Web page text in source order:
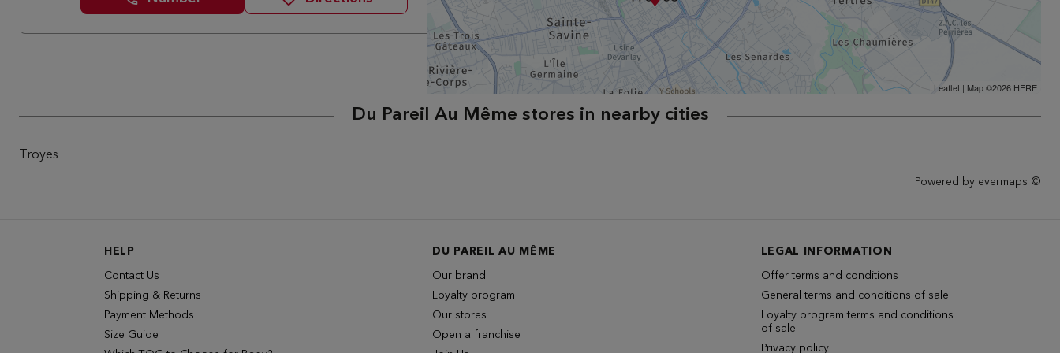
Leaflet| Map ©2026 HERE
Du Pareil Au Même stores in nearby cities
Troyes
Powered by evermaps ©
HELP
Contact Us
Shipping & Returns
Payment Methods
Size Guide
DU PAREIL AU MÊME
Our brand
Loyalty program
Our stores
Open a franchise
LEGAL INFORMATION
Offer terms and conditions
General terms and conditions of sale
Loyalty program terms and conditions
of sale
Privacy policy